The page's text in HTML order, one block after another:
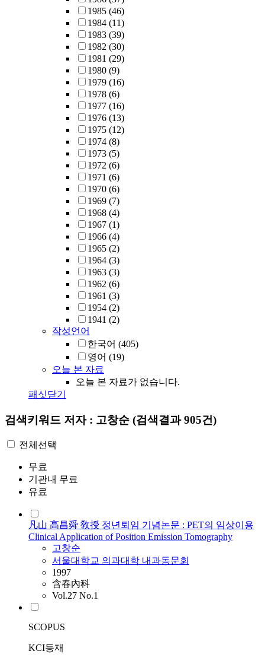
1985 (46)
1984 (11)
1983 (39)
1982 (30)
1981 (29)
1980 (9)
1979 (16)
1978 (6)
1977 (16)
1976 (13)
1975 (12)
1974 (8)
1973 (5)
1972 (6)
1971 (6)
1970 (6)
1969 (7)
1968 (4)
1967 (1)
1966 (4)
1965 (2)
1964 (3)
1963 (3)
1962 (6)
1961 (3)
1954 (2)
1941 (2)
작성언어
한국어 (405)
영어 (19)
오늘 본 자료
오늘 본 자료가 없습니다.
패싯닫기
검색키워드 저자 : 고창순 (검색결과 905건)
전체선택
무료
기관내 무료
유료
凡山 高昌舜 敎授 정년퇴임 기념논문 : PET의 임상이용
Clinical Application of Position Emission Tomography
고창순
서울대학교 의과대학 내과동문회
1997
含春內科
Vol.27 No.1
SCOPUS
KCI등재